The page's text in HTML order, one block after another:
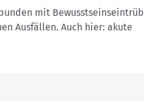
mit
Ausfällen. Auch hier: akute